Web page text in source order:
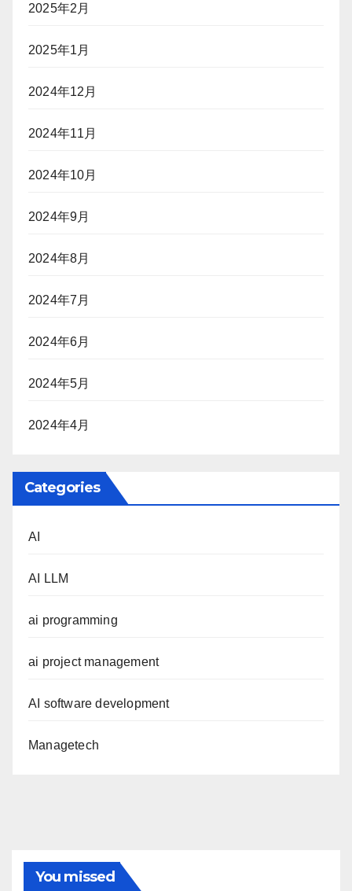
2025年2月
2025年1月
2024年12月
2024年11月
2024年10月
2024年9月
2024年8月
2024年7月
2024年6月
2024年5月
2024年4月
Categories
AI
AI LLM
ai programming
ai project management
AI software development
Managetech
You missed